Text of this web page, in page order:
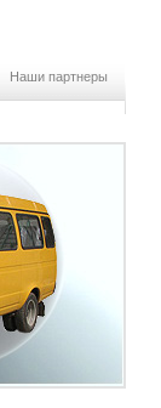
Наши партнеры